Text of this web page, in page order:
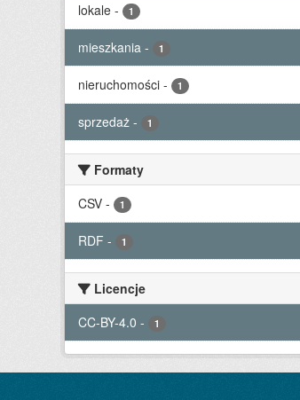
lokale - 1
mieszkania - 1
nieruchomości - 1
sprzedaż - 1
Formaty
CSV - 1
RDF - 1
Licencje
CC-BY-4.0 - 1